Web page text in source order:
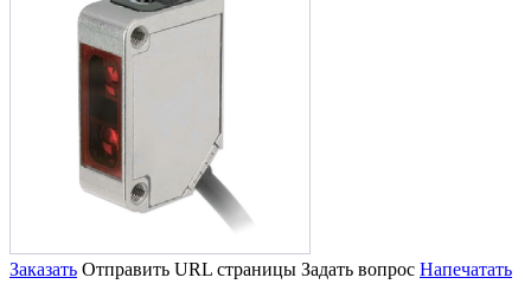
Заказать Отправить URL страницы Задать вопрос Напечатать